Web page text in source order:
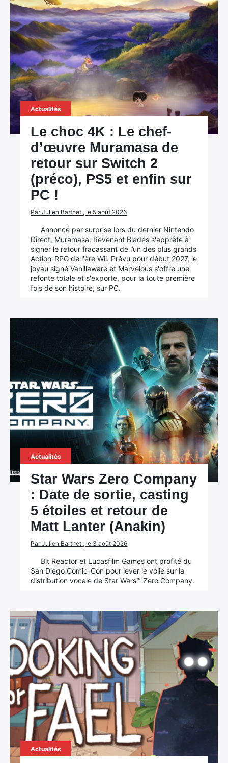
Actualités
Le choc 4K : Le chef-
d’œuvre Muramasa de
retour sur Switch 2
(préco), PS5 et enfin sur
PC !
Par Julien Barthet , le 5 août 2026
Annoncé par surprise lors du dernier Nintendo
Direct, Muramasa: Revenant Blades s'apprête à
signer le retour fracassant de l’un des plus grands
Action-RPG de l'ère Wii. Prévu pour début 2027, le
joyau signé Vanillaware et Marvelous s'offre une
refonte totale et s'exporte, pour la toute première
fois de son histoire, sur PC.
Actualités
Star Wars Zero Company
: Date de sortie, casting
5 étoiles et retour de
Matt Lanter (Anakin)
Par Julien Barthet , le 3 août 2026
Bit Reactor et Lucasfilm Games ont profité du
San Diego Comic-Con pour lever le voile sur la
distribution vocale de Star Wars™ Zero Company.
Actualités